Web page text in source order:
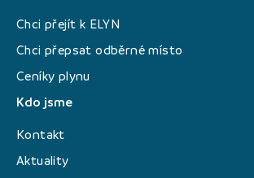
Chci přejít k ELYN
Chci přepsat odběrné místo
Ceníky plynu
Kdo jsme
Kontakt
Aktuality